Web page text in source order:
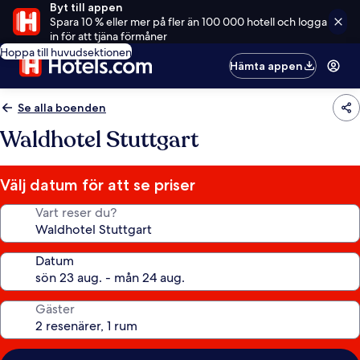
Byt till appen
Spara 10 % eller mer på fler än 100 000 hotell och logga
in för att tjäna förmåner
Hoppa till huvudsektionen
Hämta appen
Se alla boenden
Waldhotel Stuttgart
Välj datum för att se priser
Vart reser du?
Datum
Gäster